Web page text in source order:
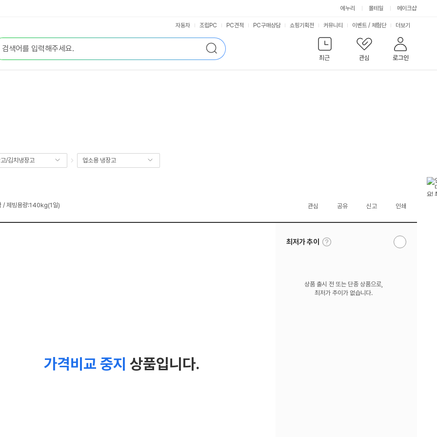
에누리 몰테일 메이크샵
검
색
최근
관심 로그인
자동차 조립PC PC견적 PC구매상담 쇼핑기획전 커뮤니티 이벤트 / 체험단 서
비
스
더보기
/김치냉장고 업소용 냉장고
/ 제빙용량:140kg(1일) 관심 공유 신고 인쇄
가격비교 중지 상품입니다.
최저가 추이
툴
팁
알
상품 출시 전 또는 단종 상품으로,
최저가 추이가 없습니다.